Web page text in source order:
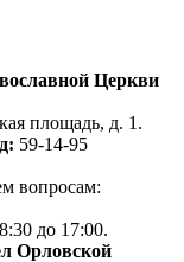
Церкви
площадь, д. 1.
59-14-95
вопросам:
до 17:00.
Орловской